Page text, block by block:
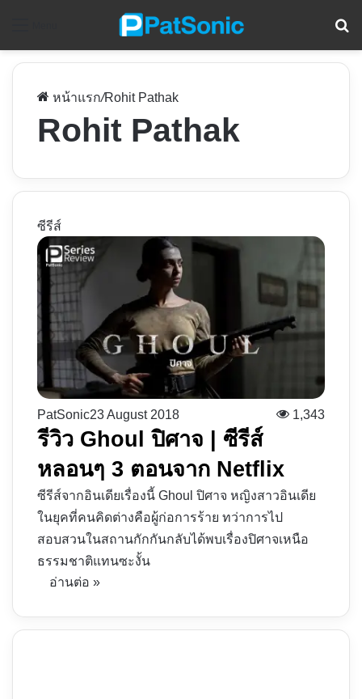
หน้าแรก/Rohit Pathak
Rohit Pathak
ซีรีส์
PatSonic23 August 2018 1,343
รีวิว Ghoul ปิศาจ | ซีรีส์
หลอนๆ 3 ตอนจาก Netflix
ซีรีส์จากอินเดียเรื่องนี้ Ghoul ปิศาจ หญิงสาวอินเดีย
ในยุคที่คนคิดต่างคือผู้ก่อการร้าย ทว่าการไป
สอบสวนในสถานกักกันกลับได้พบเรื่องปิศาจเหนือ
ธรรมชาติแทนซะงั้น
อ่านต่อ »